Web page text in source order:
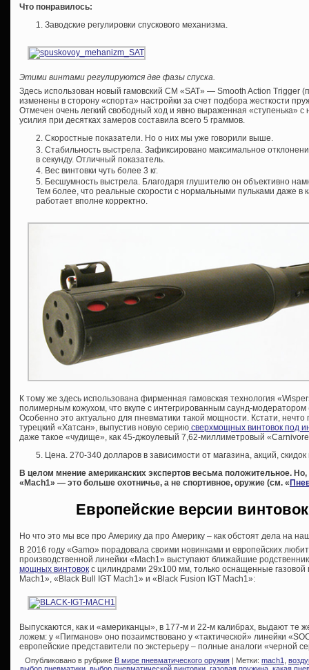
Что понравилось:
Заводские регулировки спускового механизма.
Этими винтами регулируются две фазы спуска.
Здесь использован новый гамовский СМ «SAT» — Smooth Action Trigger
изменены в сторону «спорта» настройки за счет подбора жесткости
Отмечен очень легкий свободный ход и явно выраженная «ступенька»
усилия при десятках замеров составила всего 5 граммов.
Скоростные показатели. Но о них мы уже говорили выше.
Стабильность выстрела. Зафиксировано максимальное
в секунду. Отличный показатель.
Вес винтовки чуть более 3 кг.
Бесшумность выстрела. Благодаря глушителю он объективно
Тем более, что реальные скорости с нормальными пульками даже в
работает вполне корректно.
К тому же здесь использована фирменная гамовская технология
полимерным кожухом, что вкупе с интегрированным саунд-
Особенно это актуально для пневматики такой мощности. Кстати, нечто
турецкий «Хатсан», выпустив новую серию сверхмощных винтовок под
даже такое «чудище», как 45-джоулевый 7,62-миллиметровый
Цена. 270-340 долларов в зависимости от магазина, акций, скидок
В целом мнение американских экспертов весьма положительное.
« Mach1» — это больше охотничье, а не спортивное, оружие (см. «
Европейские версии
Но что это мы все про Америку да про Америку – как обстоят дела на
В 2016 году «Gamo» порадовала своими новинками и европейских
производственной линейки «Mach1» выступают ближайшие
мощных винтовок с цилиндрами 29х100 мм, только оснащенные
Mach1», «Black Bull IGT Mach1» и «Black Fusion IGT Mach1»:
Выпускаются, как и «американцы», в 177-м и 22-м калибрах, выдают те
ложем: у «Пигманов» оно позаимствовано у «тактической» линейки
европейские представители по экстерьеру – полные аналоги «черной
Опубликовано в рубрике В мире пневматического оружия | Метки: mach1